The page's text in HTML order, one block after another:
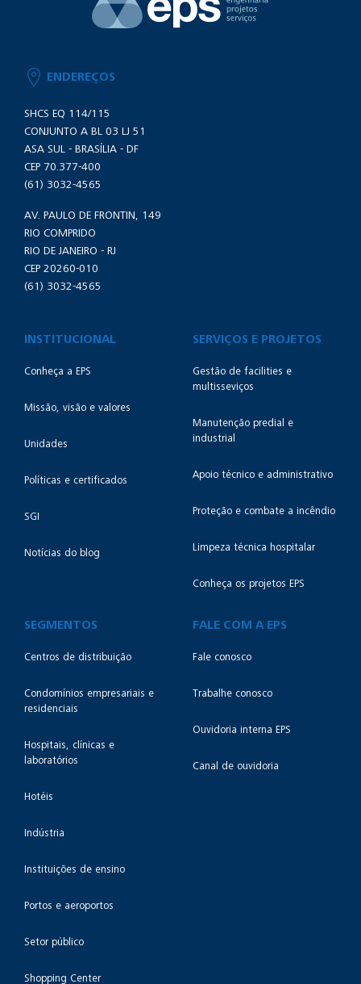
ENDEREÇOS
SHCS EQ 114/115
CONJUNTO A BL 03 LJ 51
ASA SUL - BRASÍLIA - DF
CEP 70.377-400
(61) 3032-4565
AV. PAULO DE FRONTIN, 149
RIO COMPRIDO
RIO DE JANEIRO - RJ
CEP 20260-010
(61) 3032-4565
INSTITUCIONAL
Conheça a EPS
Missão, visão e valores
Unidades
Políticas e certificados
SGI
Notícias do blog
SERVIÇOS E PROJETOS
Gestão de facilities e
multisseviços
Manutenção predial e
industrial
Apoio técnico e administrativo
Proteção e combate a incêndio
Limpeza técnica hospitalar
Conheça os projetos EPS
SEGMENTOS
Centros de distribuição
Condomínios empresariais e
residenciais
Hospitais, clínicas e
laboratórios
Hotéis
Indústria
Instituições de ensino
Portos e aeroportos
Setor público
Shopping Center
FALE COM A EPS
Fale conosco
Trabalhe conosco
Ouvidoria interna EPS
Canal de ouvidoria